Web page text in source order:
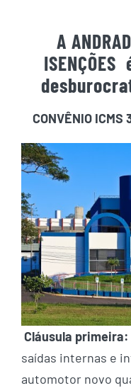
A
CONVÊNIO ICMS
Cláusula primeira:
saídas internas e
automotor novo